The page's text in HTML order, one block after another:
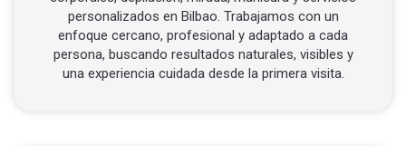
personalizados en Bilbao. Trabajamos con un
enfoque cercano, profesional y adaptado a cada
persona, buscando resultados naturales, visibles y
una experiencia cuidada desde la primera visita.